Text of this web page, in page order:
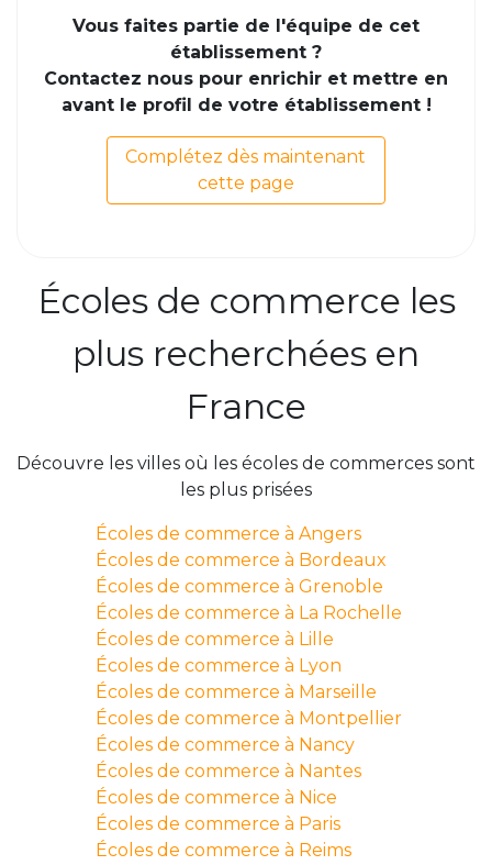
Vous faites partie de l'équipe de cet
établissement ?
Contactez nous pour enrichir et mettre en
avant le profil de votre établissement !
Complétez dès maintenant
cette page
Écoles de commerce les
plus recherchées en
France
Découvre les villes où les écoles de commerces sont
les plus prisées
Écoles de commerce à Angers
Écoles de commerce à Bordeaux
Écoles de commerce à Grenoble
Écoles de commerce à La Rochelle
Écoles de commerce à Lille
Écoles de commerce à Lyon
Écoles de commerce à Marseille
Écoles de commerce à Montpellier
Écoles de commerce à Nancy
Écoles de commerce à Nantes
Écoles de commerce à Nice
Écoles de commerce à Paris
Écoles de commerce à Reims